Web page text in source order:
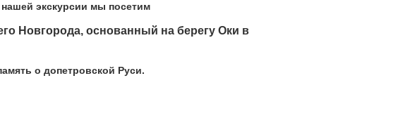
экскурсии мы посетим
Новгорода, основанный на берегу Оки в
о допетровской Руси.